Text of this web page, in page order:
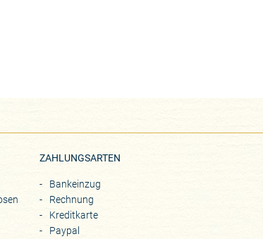
ZAHLUNGSARTEN
Bankeinzug
Rechnung
Kreditkarte
Paypal